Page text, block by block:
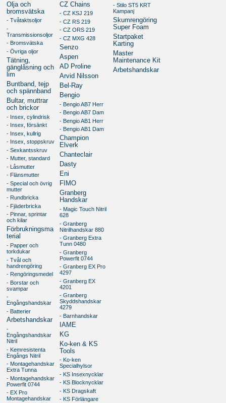
Olja och
bromsvätska
- Tvåtaktsoljor
-
Transmissionsoljor
- Bromsvätska
- Övriga oljor
Tätning,
gänglåsning och
lim
Buntband, tejp
och spännband
Bultar, muttrar
och brickor
- Insex, cylindrisk
- Insex, försänkt
- Insex, kullrig
- Insex, stoppskruv
- Sexkantsskruv
- Mutter, standard
- Låsmutter
- Flänsmutter
- Special och övrig
mutter
- Rundbricka
- Fjäderbricka
- Pinnar, sprintar
och kilar
Förbrukningsma
terial
- Papper och
torkdukar
- Tvål och
handrengöring
- Rengöringsmedel
- Borstar och
svampar
-
Engångshandskar
- Batterier
Arbetshandskar
-
Engångshandskar
Nitril
- Kemresistenta
Engångs Nitril
- Montagehandskar
Extra Tunna
- Montagehandskar
Powerfit 0744
- EX Pro
Montagehandskar
CZ Chains
- CZ KSJ 219
- CZ RS 219
- CZ ORS 219
- CZ MXG 428
Senzo
Aspen
AD Proline
Arvid Nilsson
Bel-Ray
Bengio
- Bengio AB7 Herr
- Bengio AB7 Dam
- Bengio AB1 Herr
- Bengio AB1 Dam
Champion
Elverk
Chanteclair
Dasty
Eni
FIMO
Granberg
Handskar
- Magic Touch Nitril
628
- Granberg
Nitrilhandskar 880
- Granberg Extra
Tunn 0480
- Granberg
Powerfit 0744
- Granberg EX Pro
4297
- Granberg EX
4201
- Granberg
Skyddshandskar
4279
- Barnhandskar
IAME
KG
Ko-ken & KS
Tools
- Ko-ken
Specialhylsor
- KS Insexnycklar
- KS Blocknycklar
- KS Dragskaft
- KS Förlängare
- Stilo ST5 KRT
Kampanj
Skumrengöring
Super Foam
Startpaket
Karting
Master
Maintenance Kit
Arbetshandskar